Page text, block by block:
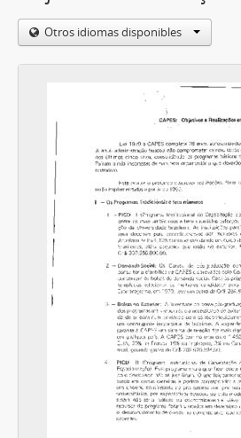
Otros idiomas disponibles